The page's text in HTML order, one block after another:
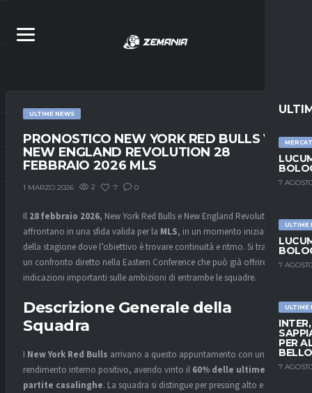
7
ULTIME
7
ULTIME
PER
7
ULTIME NEWS
PRONOSTICO NEW YORK RED BULLS VS
NEW ENGLAND REVOLUTION 28
FEBBRAIO 2026 MLS
1 MARZO 2026 2 7 0
Il 28 febbraio 2026, New York Red Bulls e New England Revolution si
affrontano in una sfida valida per la MLS, in un momento iniziale
della stagione dove l’obiettivo è trovare continuità e ritmo. Si tratta di
un confronto diretto nella Eastern Conference che può già offrire
indicazioni importanti sulle ambizioni di entrambe le squadre.
Descrizione Generale della
Squadra
I New York Red Bulls arrivano a questo appuntamento con un
rendimento interno positivo, avendo vinto il 60% delle ultime
partite casalinghe. La squadra si distingue per pressing alto e